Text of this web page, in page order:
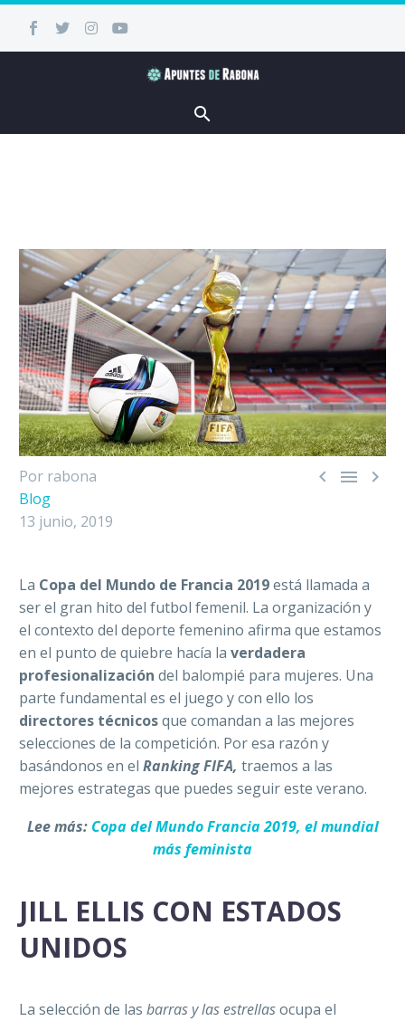
  
Por rabona
Blog
13 junio, 2019
La Copa del Mundo de Francia 2019está llamada a
ser el gran hito del futbol femenil. La organización y
el contexto del deporte femenino afirma que estamos
en el punto de quiebre hacía la verdadera
profesionalización del balompié para mujeres. Una
parte fundamental es el juego y con ello los
directores técnicosque comandan a las mejores
selecciones de la competición. Por esa razón y
basándonos en el RankingFIFA, traemos a las
mejores estrategas que puedes seguir este verano.
Lee más: Copa del Mundo Francia 2019, el mundial
más feminista
JILL ELLIS CON ESTADOS
UNIDOS
La selección de las barras y las estrellasocupa el